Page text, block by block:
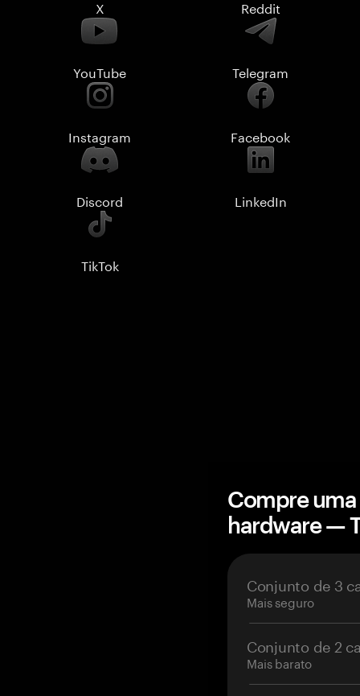
X Reddit
YouTube Telegram
Instagram Facebook
Discord LinkedIn
TikTok
Compre
hardware —
Conjunto de 3
Mais seguro
Conjunto de 2
Mais barato